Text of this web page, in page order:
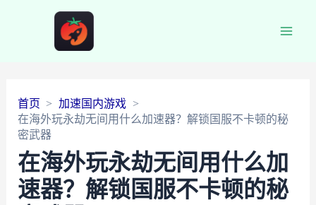
首页
加速国内游戏
在海外玩永劫无间用什么加速器？解锁国服不卡顿的秘
密武器
在海外玩永劫无间用什么加
速器？解锁国服不卡顿的秘